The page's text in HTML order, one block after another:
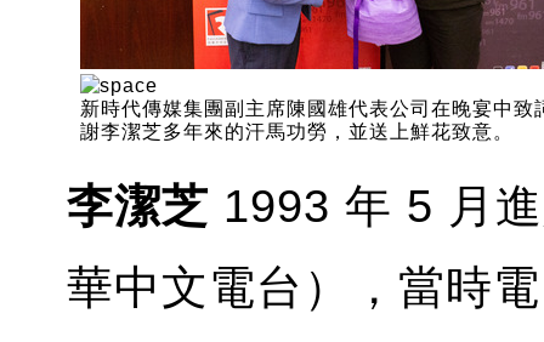
新時代傳媒集團副主席陳國雄代表公司在晚宴中致
謝李潔芝多年來的汗馬功勞，並送上鮮花致意。
李潔芝 1993 年 5 月
華中文電台），當時